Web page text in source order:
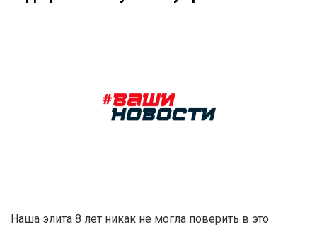
Наша элита 8 лет никак не могла поверить в это